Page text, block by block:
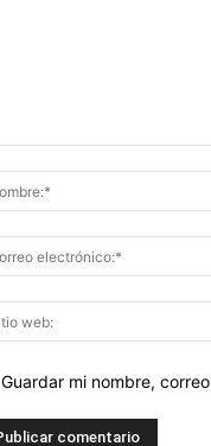
Guardar mi nombre,